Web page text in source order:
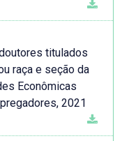
titulados
raça e seção da
Econômicas
2021